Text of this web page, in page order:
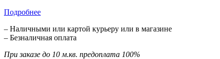
Подробнее
– Наличными или картой курьеру или в магазине
– Безналичная оплата
При заказе до 10 м.кв. предоплата 100%